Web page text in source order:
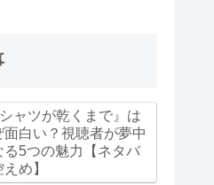
シャツが乾くまで』は
面白い？視聴者が夢中
る5つの魅力【ネタバ
め】